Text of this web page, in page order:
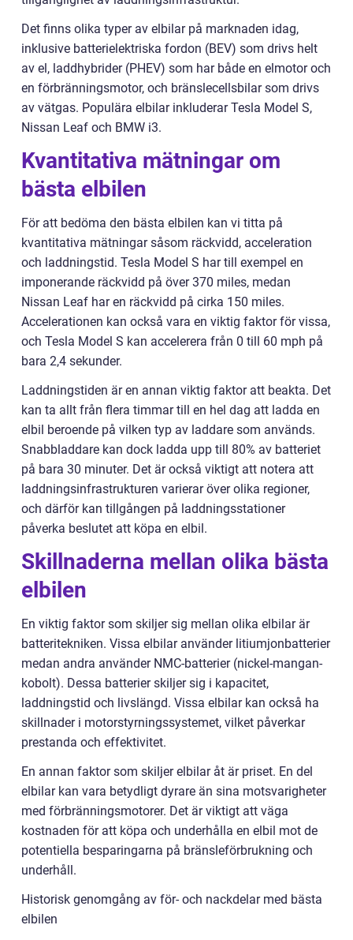
Det finns olika typer av elbilar på marknaden idag,
inklusive batterielektriska fordon (BEV) som drivs helt
av el, laddhybrider (PHEV) som har både en elmotor och
en förbränningsmotor, och bränslecellsbilar som drivs
av vätgas. Populära elbilar inkluderar Tesla Model S,
Nissan Leaf och BMW i3.
Kvantitativa mätningar om
bästa elbilen
För att bedöma den bästa elbilen kan vi titta på
kvantitativa mätningar såsom räckvidd, acceleration
och laddningstid. Tesla Model S har till exempel en
imponerande räckvidd på över 370 miles, medan
Nissan Leaf har en räckvidd på cirka 150 miles.
Accelerationen kan också vara en viktig faktor för vissa,
och Tesla Model S kan accelerera från 0 till 60 mph på
bara 2,4 sekunder.
Laddningstiden är en annan viktig faktor att beakta. Det
kan ta allt från flera timmar till en hel dag att ladda en
elbil beroende på vilken typ av laddare som används.
Snabbladdare kan dock ladda upp till 80% av batteriet
på bara 30 minuter. Det är också viktigt att notera att
laddningsinfrastrukturen varierar över olika regioner,
och därför kan tillgången på laddningsstationer
påverka beslutet att köpa en elbil.
Skillnaderna mellan olika bästa
elbilen
En viktig faktor som skiljer sig mellan olika elbilar är
batteritekniken. Vissa elbilar använder litiumjonbatterier
medan andra använder NMC-batterier (nickel-mangan-
kobolt). Dessa batterier skiljer sig i kapacitet,
laddningstid och livslängd. Vissa elbilar kan också ha
skillnader i motorstyrningssystemet, vilket påverkar
prestanda och effektivitet.
En annan faktor som skiljer elbilar åt är priset. En del
elbilar kan vara betydligt dyrare än sina motsvarigheter
med förbränningsmotorer. Det är viktigt att väga
kostnaden för att köpa och underhålla en elbil mot de
potentiella besparingarna på bränsleförbrukning och
underhåll.
Historisk genomgång av för- och nackdelar med bästa
elbilen